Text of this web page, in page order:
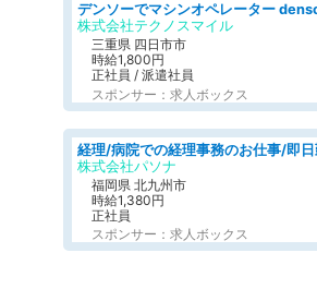
株式会社テクノスマイル
三重県 四日市市
時給1,800円
正社員 / 派遣社員
スポンサー：求人ボックス
株式会社パソナ
福岡県 北九州市
時給1,380円
正社員
スポンサー：求人ボックス